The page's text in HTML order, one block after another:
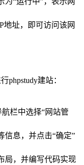
地址，即可访问该网
phpstudy建站：
栏中选择“网站管
信息，并点击“确定”
局，并编写代码实现